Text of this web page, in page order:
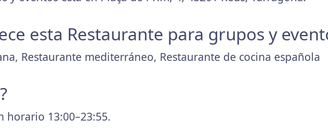
esta Restaurante para grupos y
Restaurante mediterráneo, Restaurante de cocina española
horario 13:00–23:55.